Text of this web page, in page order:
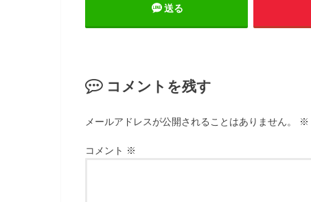
送る
コメントを残す
メールアドレスが公開されることはありません。 ※
コメント ※